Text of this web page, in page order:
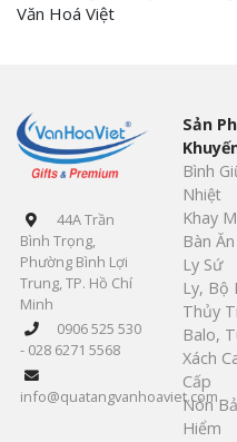
Văn Hoá Việt
44A Trần
Bình Trọng,
Phường Bình Lợi
Trung, TP. Hồ Chí
Minh
0906 525 530
- 028 6271 5568
info@quatangvanhoaviet.com
Sản
Bình
Nhiệt
Khay
Bàn Ăn
Ly Sứ
Ly, Bộ
Thủy
Balo,
Xách
Cấp
Nón
Hiểm